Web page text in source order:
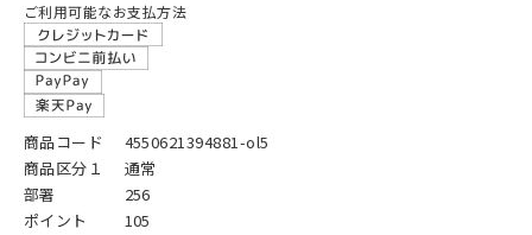
ご利用可能なお支払方法
商品コード
4550621394881-ol5
商品区分１
通常
部署
256
ポイント
105